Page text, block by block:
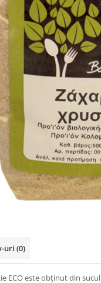
uri (0)
ECO este obținut din